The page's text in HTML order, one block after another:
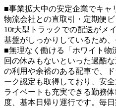
■事業拡大中の安定企業でキャ
物流会社との直取引・定期便
10t大型トラックでの配送がメ
基盤がしっかりしているため
■無理なく働ける「ホワイト物
回の休みもないといった過酷
の利用や余裕のある配車で、
ーク認定も取得しており、安
ライベートも充実できる勤務
度、基本日帰り運行です。毎